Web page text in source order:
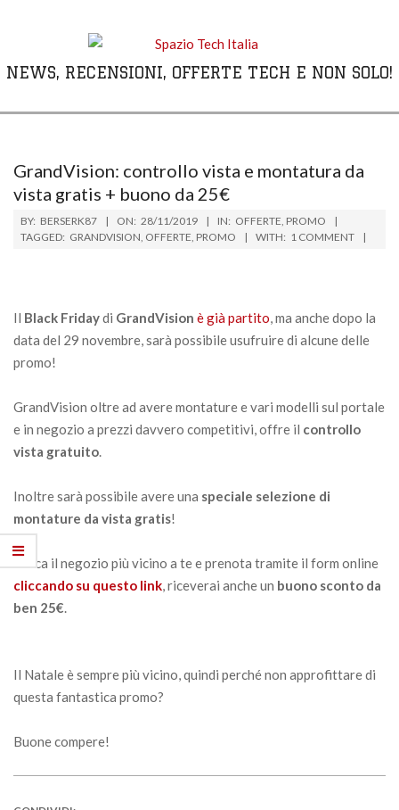
NEWS, RECENSIONI, OFFERTE TECH E NON SOLO!
MenuGrandVision: controllo vista e montatura da
vista gratis + buono da 25€
BY: BERSERK87 ON: 28/11/2019 IN: OFFERTE PROMO
TAGGED: GRANDVISION OFFERTE PROMO WITH: 1 COMMENT
Il Black Fridaydi GrandVision è già partito, ma anche dopo la
data del 29 novembre, sarà possibile usufruire di alcune delle
promo!
GrandVision oltre ad avere montature e vari modelli sul portale
e in negozio a prezzi davvero competitivi, offre il controllo
vista gratuito.
Inoltre sarà possibile avere una speciale selezione di
montature da vista gratis!
Cerca il negozio più vicino a te e prenota tramite il form online
cliccando su questo link, riceverai anche un buono sconto da
ben 25€.
Il Natale è sempre più vicino, quindi perché non approfittare di
questa fantastica promo?
Buone compere!